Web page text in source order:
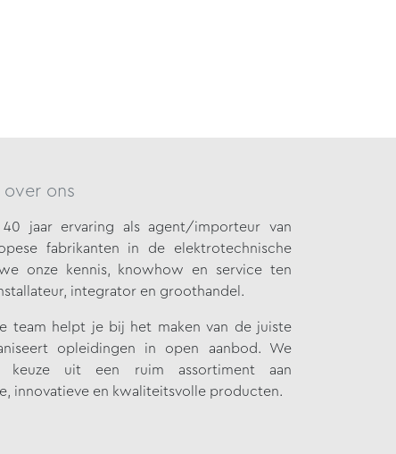
over ons
jaar ervaring als agent/importeur van
fabrikanten in de elektrotechnische
onzekennis, knowhow en service ten
integrator en groothandel.
team helpt je bij het maken van de juiste
opleidingen in open aanbod. We
uit een ruim assortiment aan
innovatieve en kwaliteitsvolle producten.